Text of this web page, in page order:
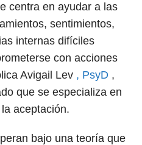
centra en ayudar a las
sentimientos,
internas difíciles
con acciones
Avigail Lev , PsyD ,
que se especializa en
aceptación.
bajo una teoría que